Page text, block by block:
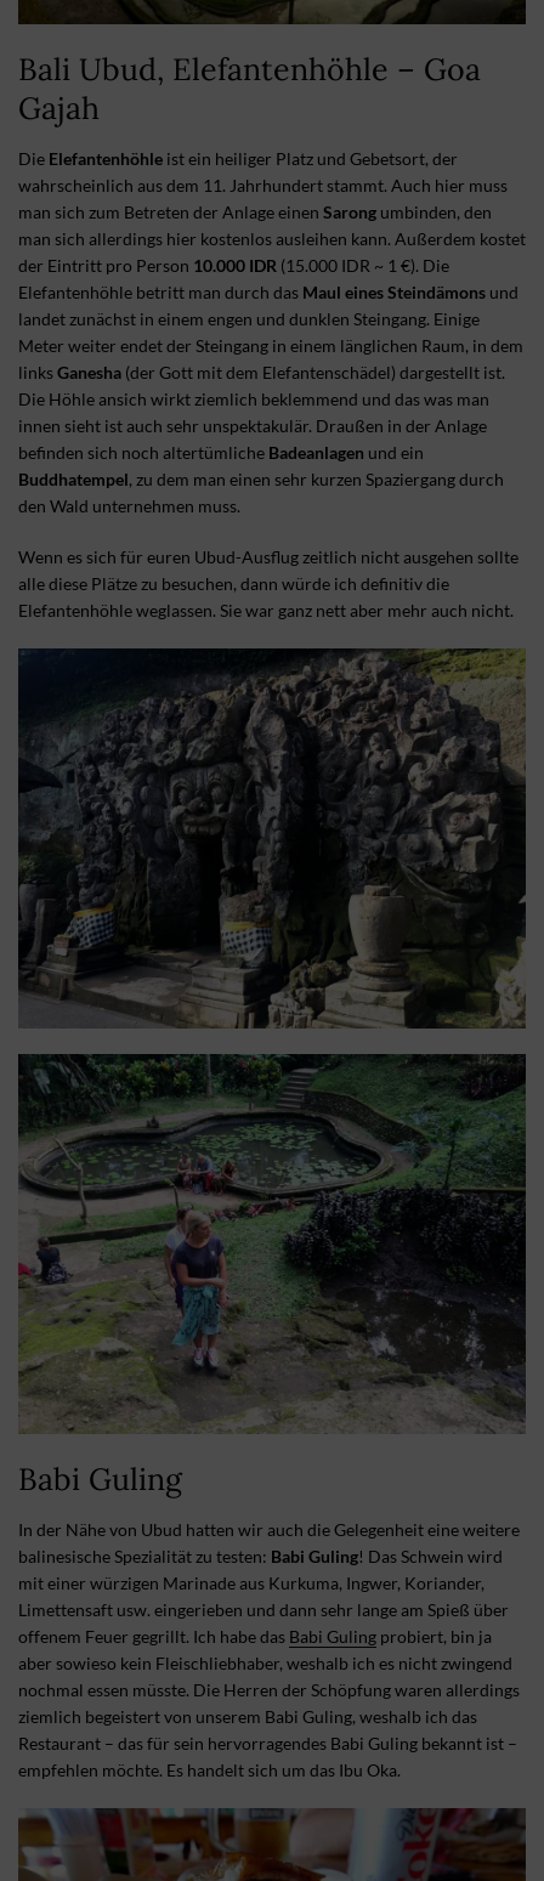
Bali Ubud, Elefantenhöhle – Goa
Gajah
Die Elefantenhöhle ist ein heiliger Platz und Gebetsort, der
wahrscheinlich aus dem 11. Jahrhundert stammt. Auch hier muss
man sich zum Betreten der Anlage einen Sarong umbinden, den
man sich allerdings hier kostenlos ausleihen kann. Außerdem kostet
der Eintritt pro Person 10.000 IDR (15.000 IDR ~ 1 €). Die
Elefantenhöhle betritt man durch das Maul eines Steindämons und
landet zunächst in einem engen und dunklen Steingang. Einige
Meter weiter endet der Steingang in einem länglichen Raum, in dem
linksGanesha (der Gott mit dem Elefantenschädel) dargestellt ist.
Die Höhle ansich wirkt ziemlich beklemmend und das was man
innen sieht ist auch sehr unspektakulär. Draußen in der Anlage
befinden sich noch altertümliche Badeanlagen und ein
Buddhatempel, zu dem man einen sehr kurzen Spaziergang durch
den Wald unternehmen muss.
Wenn es sich für euren Ubud-Ausflug zeitlich nicht ausgehen sollte
alle diese Plätze zu besuchen, dann würde ich definitiv die
Elefantenhöhle weglassen. Sie war ganz nett aber mehr auch nicht.
Babi Guling
In der Nähe von Ubud hatten wir auch die Gelegenheit eine weitere
balinesische Spezialität zu testen: Babi Guling! Das Schwein wird
mit einer würzigen Marinade aus Kurkuma, Ingwer, Koriander,
Limettensaft usw. eingerieben und dann sehr lange am Spieß über
offenem Feuer gegrillt. Ich habe das Babi Guling probiert, bin ja
aber sowieso kein Fleischliebhaber, weshalb ich es nicht zwingend
nochmal essen müsste. Die Herren der Schöpfung waren allerdings
ziemlich begeistert von unserem Babi Guling, weshalb ich das
Restaurant – das für sein hervorragendes Babi Guling bekannt ist –
empfehlen möchte. Es handelt sich um das Ibu Oka.